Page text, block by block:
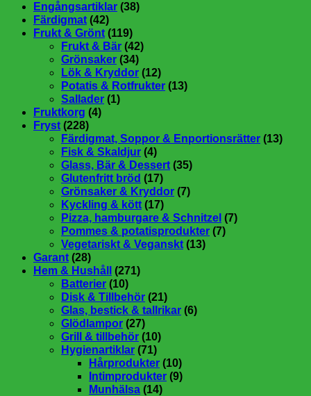
Engångsartiklar (38)
Färdigmat (42)
Frukt & Grönt (119)
Frukt & Bär (42)
Grönsaker (34)
Lök & Kryddor (12)
Potatis & Rotfrukter (13)
Sallader (1)
Fruktkorg (4)
Fryst (228)
Färdigmat, Soppor & Enportionsrätter (13)
Fisk & Skaldjur (4)
Glass, Bär & Dessert (35)
Glutenfritt bröd (17)
Grönsaker & Kryddor (7)
Kyckling & kött (17)
Pizza, hamburgare & Schnitzel (7)
Pommes & potatisprodukter (7)
Vegetariskt & Veganskt (13)
Garant (28)
Hem & Hushåll
(271)
Batterier (10)
Disk & Tillbehör (21)
Glas, bestick & tallrikar (6)
Glödlampor (27)
Grill & tillbehör (10)
Hygienartiklar (71)
Hårprodukter (10)
Intimprodukter (9)
Munhälsa (14)